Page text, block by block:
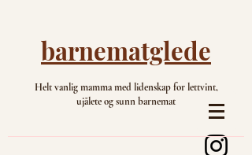
barnematglede
Helt vanlig mamma med lidenskap for lettvint,
ujålete og sunn barnemat